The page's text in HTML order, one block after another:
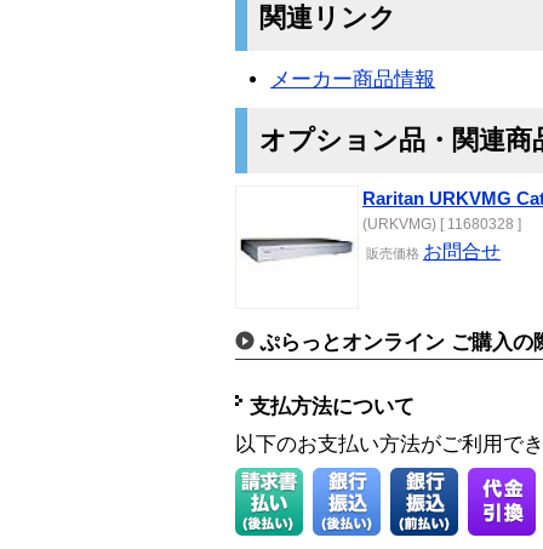
関連リンク
メーカー商品情報
オプション品・関連商
Raritan URKVMG
(URKVMG) [ 11680328 ]
販売価格 お問合せ
ぷらっとオンライン ご購入の
支払方法について
以下のお支払い方法がご利用で